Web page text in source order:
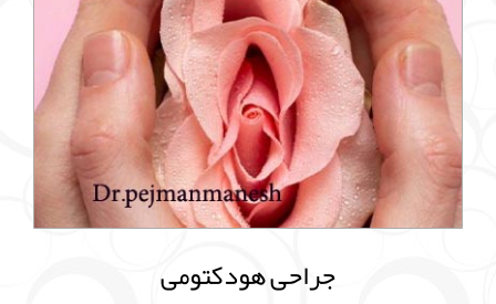
جراحی هودکتومی